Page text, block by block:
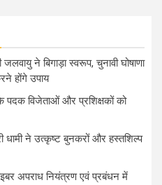
ने बिगाड़ा स्वरूप, चुनावी घोषाणा
होंगे उपाय
विजेताओं और प्रशिक्षकों को
धामी ने उत्कृष्ट बुनकरों और हस्तशिल्प
अपराध नियंत्रण एवं प्रबंधन में